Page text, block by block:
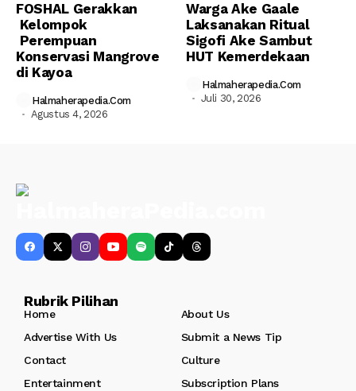
FOSHAL Gerakkan
Kelompok
Perempuan
Konservasi Mangrove
di Kayoa
Halmaherapedia.com
Agustus 4, 2026
Warga Ake Gaale
Laksanakan Ritual
Sigofi Ake Sambut
HUT Kemerdekaan
Halmaherapedia.com
Juli 30, 2026
Rubrik Pilihan
Home
About Us
Advertise With Us
Submit a News Tip
Contact
Culture
Entertainment
Subscription Plans